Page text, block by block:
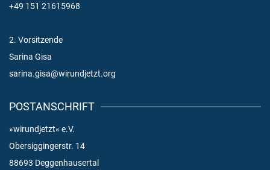
+49 151 21615968
2. Vorsitzende
Sarina Gisa
sarina.gisa@wirundjetzt.org
POSTANSCHRIFT
»wirundjetzt« e.V.
Obersiggingerstr. 14
88693 Deggenhausertal